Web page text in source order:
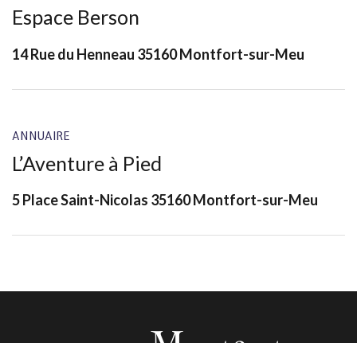
Espace Berson
14 Rue du Henneau 35160 Montfort-sur-Meu
ANNUAIRE
L’Aventure à Pied
5 Place Saint-Nicolas 35160 Montfort-sur-Meu